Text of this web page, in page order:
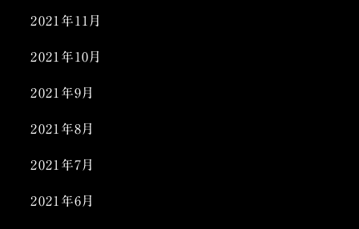
2021年11月
2021年10月
2021年9月
2021年8月
2021年7月
2021年6月